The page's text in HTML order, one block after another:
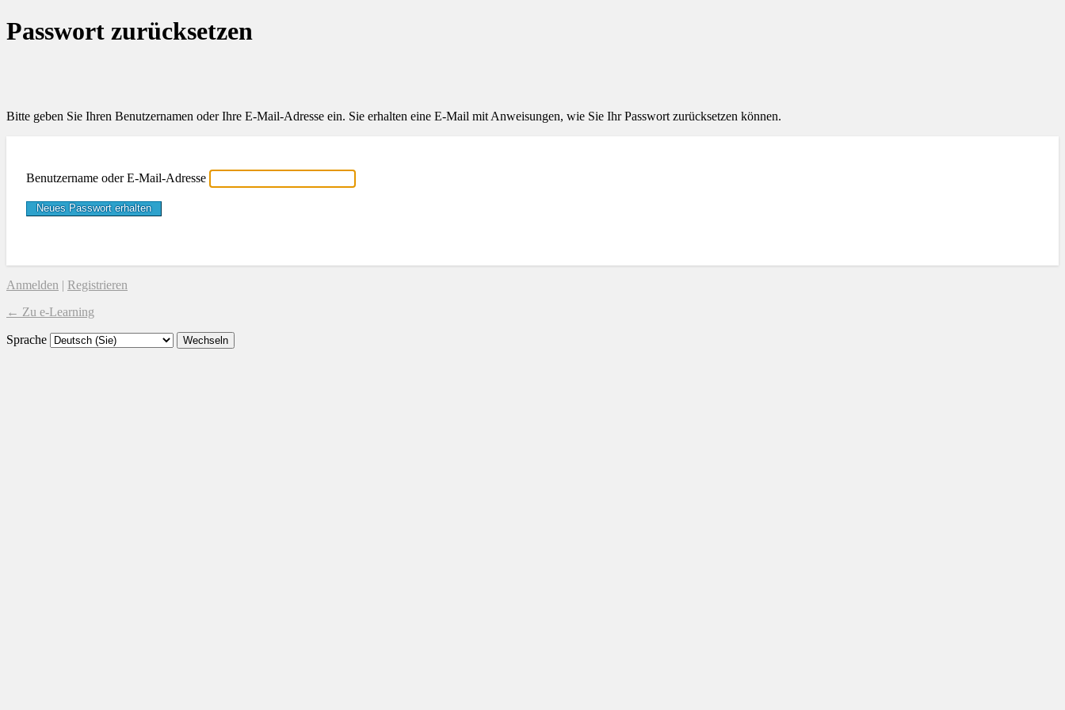
Passwort zurücksetzen
Bitte geben Sie Ihren Benutzernamen oder Ihre E-Mail-Adresse ein. Sie erhalten eine E-Mail mit Anweisungen, wie Sie Ihr Passwort zurücksetzen können.
Benutzername oder E-Mail-Adresse
Anmelden | Registrieren
← Zu e-Learning
Sprache